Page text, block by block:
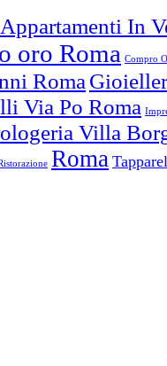
Appartamenti In
oro Roma Compro
Roma
Via Po Roma
Villa
Roma